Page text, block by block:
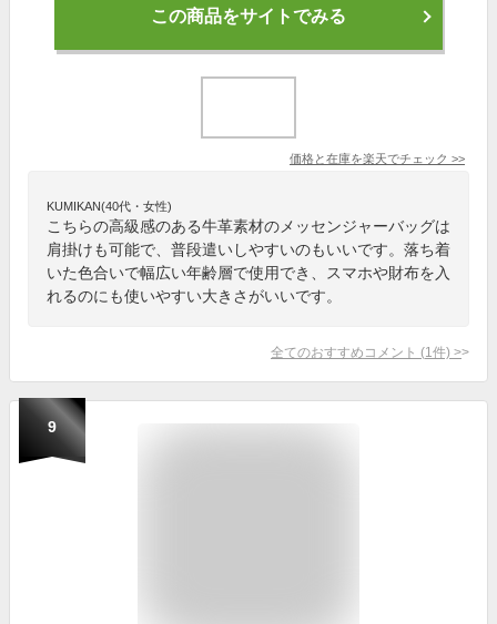
この商品をサイトでみる
価格と在庫を楽天でチェック >>
KUMIKAN(40代・女性)
こちらの高級感のある牛革素材のメッセンジャーバッグは
肩掛けも可能で、普段遣いしやすいのもいいです。落ち着
いた色合いで幅広い年齢層で使用でき、スマホや財布を入
れるのにも使いやすい大きさがいいです。
全てのおすすめコメント (1 件) >
9